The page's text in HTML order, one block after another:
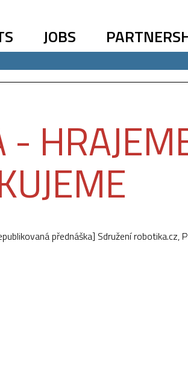
JOBS
přednáška] Sdružení robotika.cz,